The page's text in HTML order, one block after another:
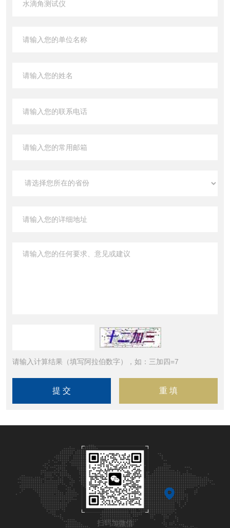
请输入计算结果（填写阿拉伯数字），如：三加四=7
扫码加微信